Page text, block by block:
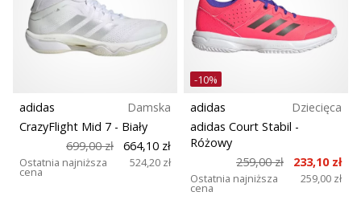
adidas
Damska
CrazyFlight Mid 7 - Biały
699,00 zł
664,10 zł
Ostatnia najniższa
cena
524,20 zł
-10%
adidas
Dziecięca
adidas Court Stabil -
Różowy
259,00 zł
233,10 zł
Ostatnia najniższa
cena
259,00 zł